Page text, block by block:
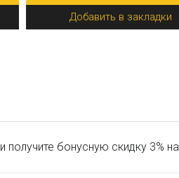
Добавить в закладки
и получите бонусную скидку 3%